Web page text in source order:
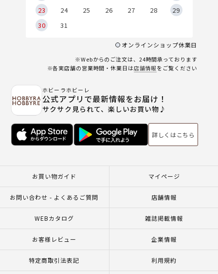
23
24 25 26 27 28
29
30
31
オンラインショップ休業日
※Webからのご注文は、24時間承っております
※各実店舗の営業時間・休業日は店舗情報をご覧ください
ホビーラホビーレ
公式アプリで最新情報をお届け！
サクサク見られて、楽しいお買い物♪
詳しくはこちら
お買い物ガイド マイページ
お問い合わせ - よくあるご質問 店舗情報
WEBカタログ 雑誌掲載情報
お客様レビュー 企業情報
特定商取引法表記 利用規約